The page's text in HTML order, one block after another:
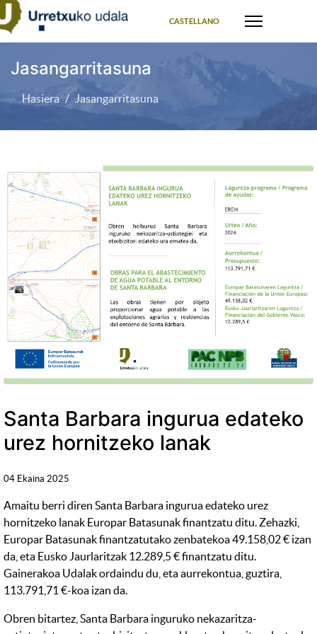
CASTELLANO
Jasangarritasuna
Hasiera Jasangarritasuna
Santa Barbara ingurua edateko
urez hornitzeko lanak
04 Ekaina 2025
Amaitu berri diren Santa Barbara ingurua edateko urez
hornitzeko lanak Europar Batasunak finantzatu ditu. Zehazki,
Europar Batasunak finantzatutako zenbatekoa 49.158,02 € izan
da, eta Eusko Jaurlaritzak 12.289,5 € finantzatu ditu.
Gainerakoa Udalak ordaindu du, eta aurrekontua, guztira,
113.791,71 €-koa izan da.
Obren bitartez, Santa Barbara inguruko nekazaritza-